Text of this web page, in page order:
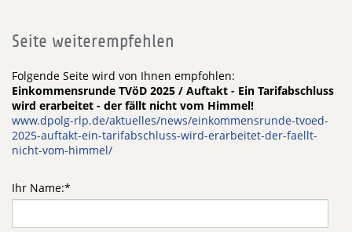
Seite weiterempfehlen
Folgende Seite wird von Ihnen empfohlen:
Einkommensrunde TVöD 2025 / Auftakt - Ein Tarifabschluss
wird erarbeitet - der fällt nicht vom Himmel!
www.dpolg-rlp.de/aktuelles/news/einkommensrunde-tvoed-
2025-auftakt-ein-tarifabschluss-wird-erarbeitet-der-faellt-
nicht-vom-himmel/
Ihr Name:*